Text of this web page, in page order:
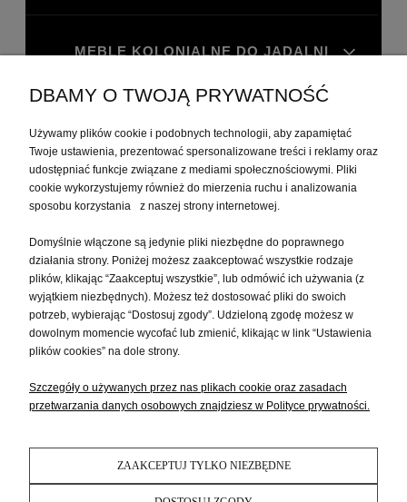
MEBLE KOLONIALNE DO JADALNI
MEBLE KOLONIALNE DO GABINETU
MOJE KONTO
INFORMACJE
O NAS
DBAMY O TWOJĄ PRYWATNOŚĆ
Używamy plików cookie i podobnych technologii, aby zapamiętać
Twoje ustawienia, prezentować spersonalizowane treści i reklamy oraz
udostępniać funkcje związane z mediami społecznościowymi. Pliki
cookie wykorzystujemy również do mierzenia ruchu i analizowania
sposobu korzystania z naszej strony internetowej.
Domyślnie włączone są jedynie pliki niezbędne do poprawnego
działania strony. Poniżej możesz zaakceptować wszystkie rodzaje
plików, klikając “Zaakceptuj wszystkie”, lub odmówić ich używania (z
wyjątkiem niezbędnych). Możesz też dostosować pliki do swoich
potrzeb, wybierając “Dostosuj zgody”. Udzieloną zgodę możesz w
dowolnym momencie wycofać lub zmienić, klikając w link “Ustawienia
plików cookies” na dole strony.
Szczegóły o używanych przez nas plikach cookie oraz zasadach
przetwarzania danych osobowych znajdziesz w Polityce prywatności.
ZAAKCEPTUJ TYLKO NIEZBĘDNE